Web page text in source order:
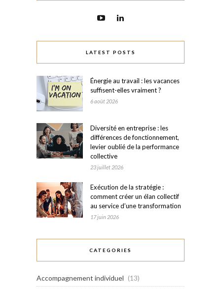
LATEST POSTS
Énergie au travail : les vacances
suffisent-elles vraiment ?
6 août 2026
Diversité en entreprise : les
différences de fonctionnement,
levier oublié de la performance
collective
23 juillet 2026
Exécution de la stratégie :
comment créer un élan collectif
au service d’une transformation
17 juin 2026
CATEGORIES
Accompagnement individuel (13)